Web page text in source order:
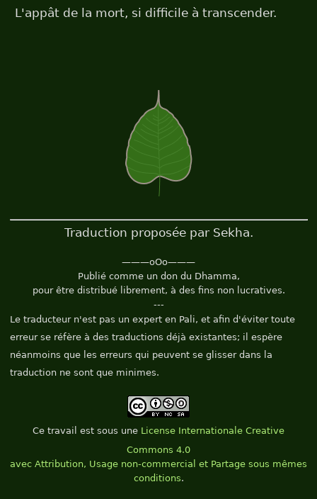
L'appât de la mort, si difficile à transcender.
Traduction proposée par Sekha.
———oOo———
Publié comme un don du Dhamma,
pour être distribué librement, à des fins non lucratives.
---
Le traducteur n'est pas un expert en Pali, et afin d'éviter toute
erreur se réfère à des traductions déjà existantes; il espère
néanmoins que les erreurs qui peuvent se glisser dans la
traduction ne sont que minimes.
Ce travail est sous une License Internationale Creative
Commons 4.0
avec Attribution, Usage non-commercial et Partage sous mêmes
conditions.